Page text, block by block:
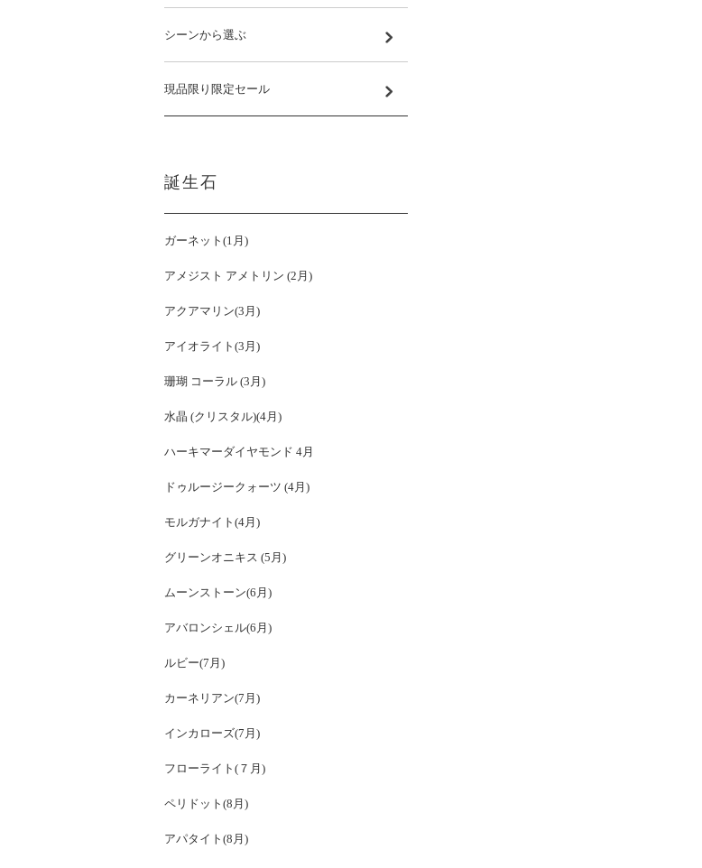
シーンから選ぶ
現品限り限定セール
誕生石
ガーネット(1月)
アメジスト アメトリン (2月)
アクアマリン(3月)
アイオライト(3月)
珊瑚 コーラル (3月)
水晶 (クリスタル)(4月)
ハーキマーダイヤモンド 4月
ドゥルージークォーツ (4月)
モルガナイト(4月)
グリーンオニキス (5月)
ムーンストーン(6月)
アバロンシェル(6月)
ルビー(7月)
カーネリアン(7月)
インカローズ(7月)
フローライト(７月)
ペリドット(8月)
アパタイト(8月)